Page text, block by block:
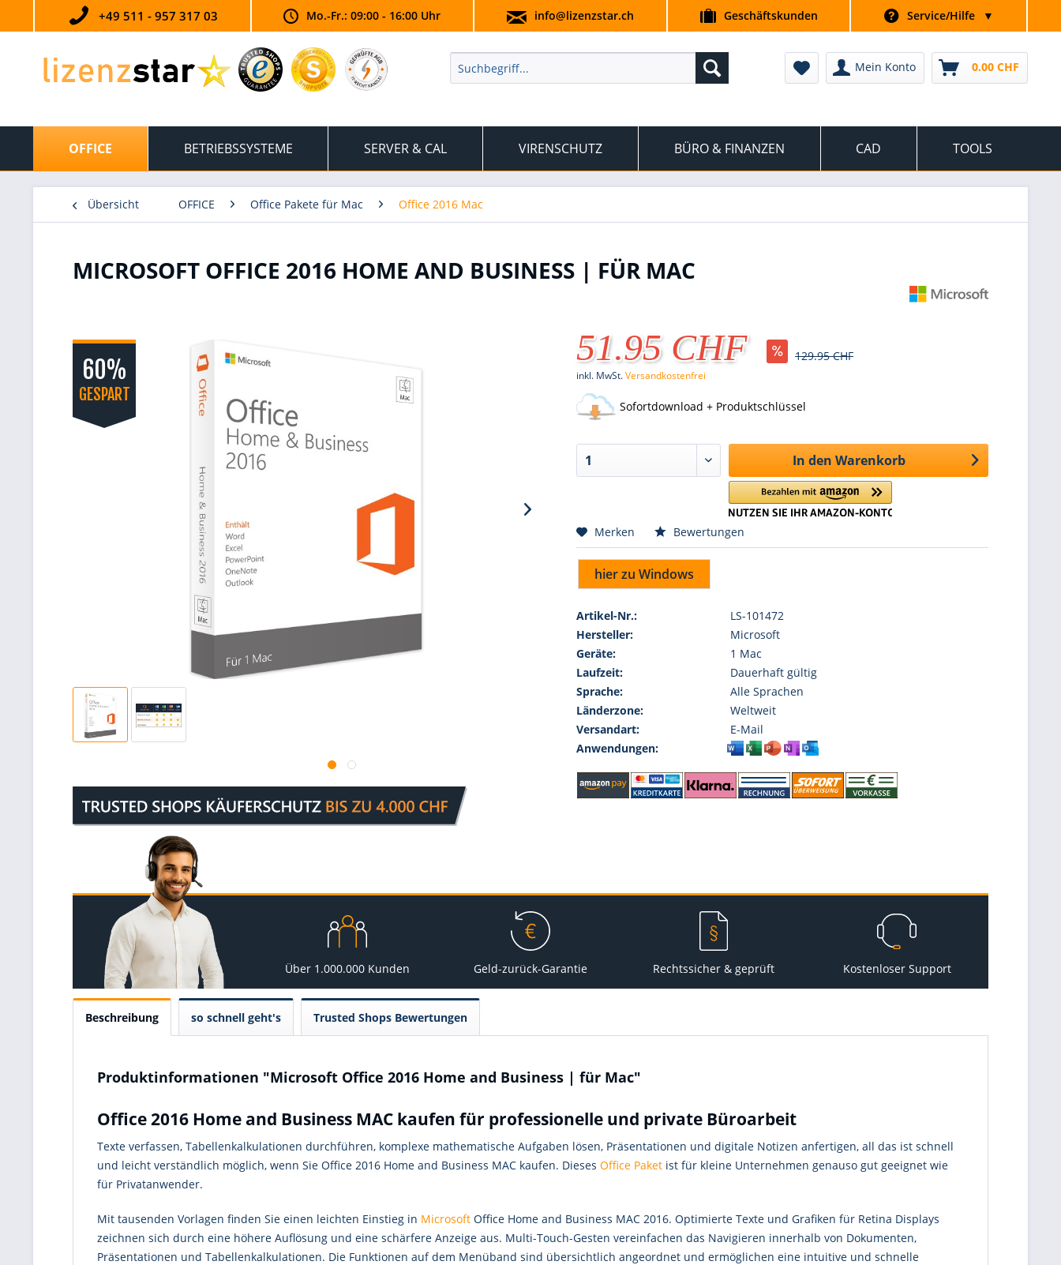
+49 511 - 957 317 03 Mo.-Fr.: 09:00 - 16:00 Uhr info@lizenzstar.ch Geschäftskunden Service/Hilfe ▼
Mein Konto 0.00 CHF
OFFICE BETRIEBSSYSTEME SERVER & CAL VIRENSCHUTZ BÜRO & FINANZEN CAD TOOLS
Übersicht OFFICE Office Pakete für Mac Office 2016 Mac
MICROSOFT OFFICE 2016 HOME AND BUSINESS | FÜR MAC
60%
GESPART
51.95 CHF 129.95 CHF
inkl. MwSt.Versandkostenfrei
Sofortdownload + Produktschlüssel
In den Warenkorb
Merken Bewertungen
hier zu Windows
Artikel-Nr.:
LS-101472
Hersteller:
Microsoft
Geräte:
1 Mac
Laufzeit:
Dauerhaft gültig
Sprache:
Alle Sprachen
Länderzone:
Weltweit
Versandart:
E-Mail
Anwendungen:
Über 1.000.000 Kunden Geld-zurück-Garantie Rechtssicher & geprüft Kostenloser Support
Beschreibung so schnell geht's Trusted Shops Bewertungen
Produktinformationen "Microsoft Office 2016 Home and Business | für Mac"
Office 2016 Home and Business MAC kaufen für professionelle und private Büroarbeit
Texte verfassen, Tabellenkalkulationen durchführen, komplexe mathematische Aufgaben lösen, Präsentationen und digitale Notizen anfertigen, all das ist schnell
und leicht verständlich möglich, wenn Sie Office 2016 Home and Business MAC kaufen. Dieses Office Paket ist für kleine Unternehmen genauso gut geeignet wie
für Privatanwender.
Mit tausenden Vorlagen finden Sie einen leichten Einstieg in Microsoft Office Home and Business MAC 2016. Optimierte Texte und Grafiken für Retina Displays
zeichnen sich durch eine höhere Auflösung und eine schärfere Anzeige aus. Multi-Touch-Gesten vereinfachen das Navigieren innerhalb von Dokumenten,
Präsentationen und Tabellenkalkulationen. Die Funktionen auf dem Menüband sind übersichtlich angeordnet und ermöglichen eine intuitive und schnelle